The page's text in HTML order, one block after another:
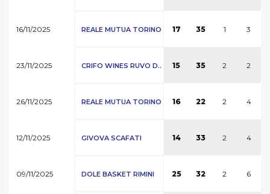
16/11/2025 REALE MUTUA TORINO 17 35 1 3
23/11/2025 CRIFO WINES RUVO D.. 15 35 2 2
26/11/2025 REALE MUTUA TORINO 16 22 2 4
12/11/2025 GIVOVA SCAFATI 14 33 2 4
09/11/2025 DOLE BASKET RIMINI 25 32 2 6